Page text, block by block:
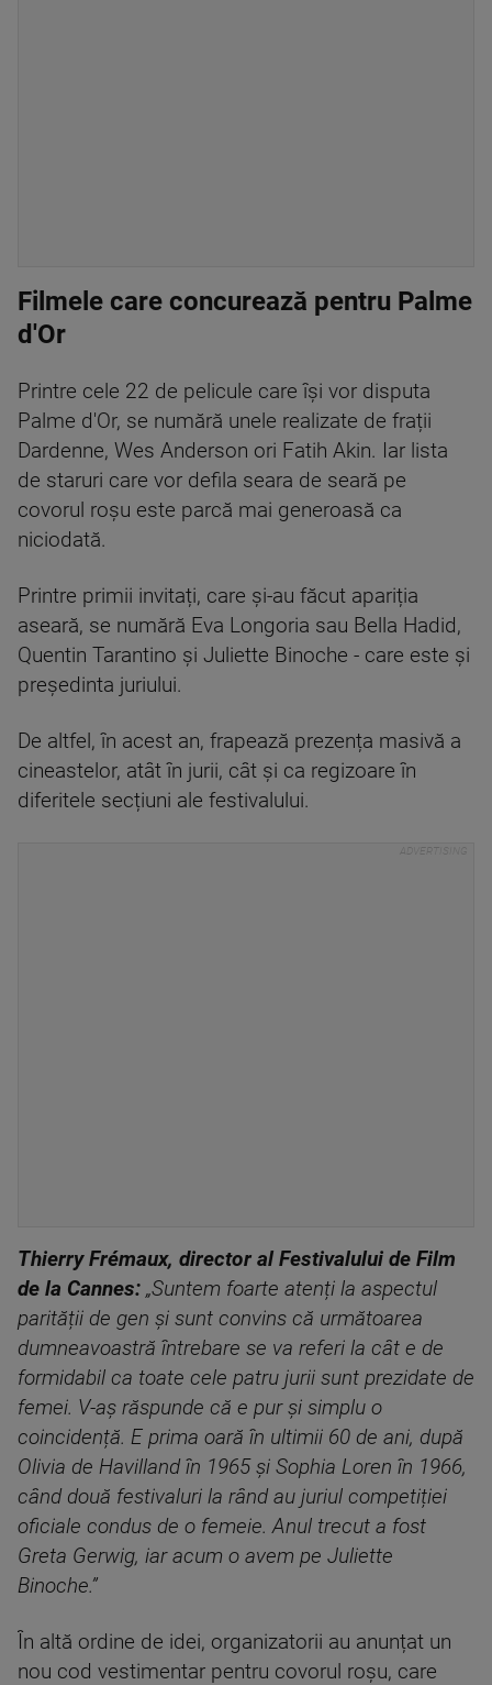
Filmele care concurează pentru Palme
d'Or
Printre cele 22 de pelicule care își vor disputa
Palme d'Or, se numără unele realizate de frații
Dardenne, Wes Anderson ori Fatih Akin. Iar lista
de staruri care vor defila seara de seară pe
covorul roșu este parcă mai generoasă ca
niciodată.
Printre primii invitați, care și-au făcut apariția
aseară, se numără Eva Longoria sau Bella Hadid,
Quentin Tarantino și Juliette Binoche - care este și
președinta juriului.
De altfel, în acest an, frapează prezența masivă a
cineastelor, atât în jurii, cât și ca regizoare în
diferitele secțiuni ale festivalului.
Thierry Frémaux, director al Festivalului de Film
de la Cannes: „Suntem foarte atenți la aspectul
parității de gen și sunt convins că următoarea
dumneavoastră întrebare se va referi la cât e de
formidabil ca toate cele patru jurii sunt prezidate de
femei. V-aș răspunde că e pur și simplu o
coincidență. E prima oară în ultimii 60 de ani, după
Olivia de Havilland în 1965 și Sophia Loren în 1966,
când două festivaluri la rând au juriul competiției
oficiale condus de o femeie. Anul trecut a fost
Greta Gerwig, iar acum o avem pe Juliette
Binoche.”
În altă ordine de idei, organizatorii au anunțat un
nou cod vestimentar pentru covorul roșu, care